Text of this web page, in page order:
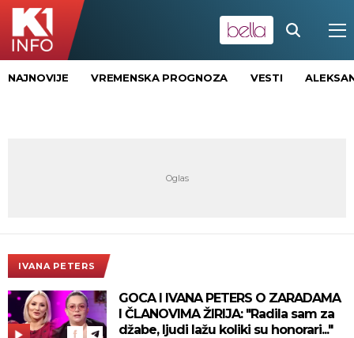
NAJNOVIJE VREMENSKA PROGNOZA VESTI
IVANA PETERS
GOCA I IVANA PETERS O ZARADAMA
I ČLANOVIMA ŽIRIJA: "Radila sam za
džabe, ljudi lažu koliki su honorari..."